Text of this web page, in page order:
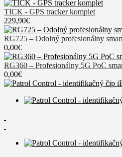
TICK - GPS tracker komplet
229,90€
RG725 – Odolný profesionálny
0,00€
RG360 – Profesionálny 5G PoC
0,00€